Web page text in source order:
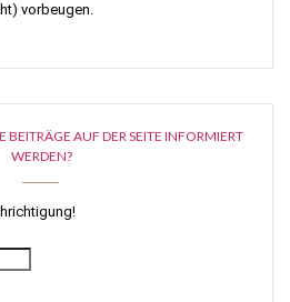
vorbeugen.
BEITRÄGE AUF DER SEITE INFORMIERT
WERDEN?